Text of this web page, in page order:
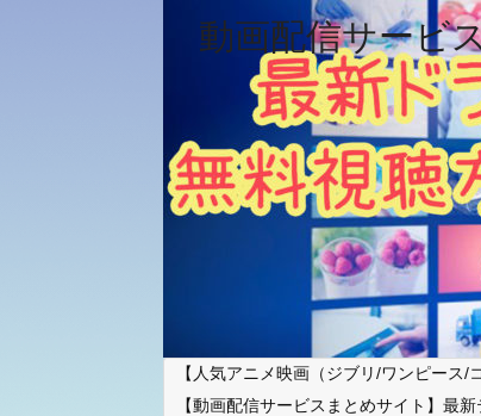
動画配信サービ
【人気アニメ映画（ジブリ/ワンピース/
【動画配信サービスまとめサイト】最